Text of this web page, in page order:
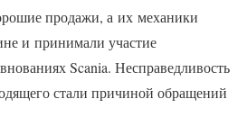
продажи, а их механики
и принимали участие
Scania. Несправедливость
стали причиной обращений